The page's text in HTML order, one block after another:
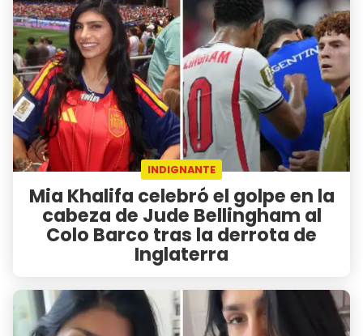
INDIGNANTE
Mia Khalifa celebró el golpe en la
cabeza de Jude Bellingham al
Colo Barco tras la derrota de
Inglaterra